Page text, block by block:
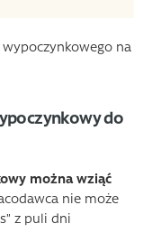
na
do
można wziąć
nie może
z puli dni